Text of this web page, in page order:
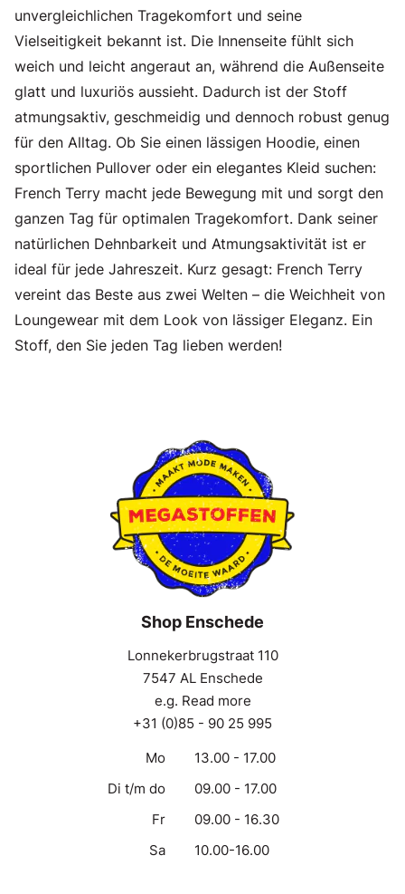
unvergleichlichen Tragekomfort und seine
Vielseitigkeit bekannt ist. Die Innenseite fühlt sich
weich und leicht angeraut an, während die Außenseite
glatt und luxuriös aussieht. Dadurch ist der Stoff
atmungsaktiv, geschmeidig und dennoch robust genug
für den Alltag. Ob Sie einen lässigen Hoodie, einen
sportlichen Pullover oder ein elegantes Kleid suchen:
French Terry macht jede Bewegung mit und sorgt den
ganzen Tag für optimalen Tragekomfort. Dank seiner
natürlichen Dehnbarkeit und Atmungsaktivität ist er
ideal für jede Jahreszeit. Kurz gesagt: French Terry
vereint das Beste aus zwei Welten – die Weichheit von
Loungewear mit dem Look von lässiger Eleganz. Ein
Stoff, den Sie jeden Tag lieben werden!
Shop Enschede
Lonnekerbrugstraat 110
7547 AL Enschede
e.g. Read more
+31 (0)85 - 90 25 995
Mo
13.00 - 17.00
Di t/m do
09.00 - 17.00
Fr
09.00 - 16.30
Sa
10.00-16.00